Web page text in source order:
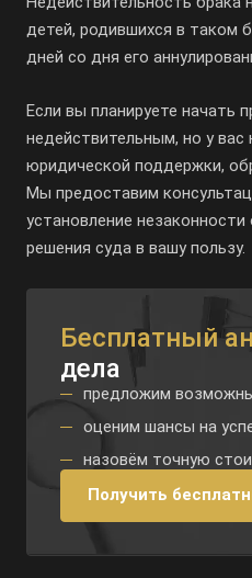
детей, родившихся в таком
дней со дня его
Если вы планируете начать
недействительным, но у вас
юридической поддержки,
Мы предоставим
установление
решения суда в вашу пользу.
Бесплатный
дела
предложим
оценим шансы на
назовём точную
Получить